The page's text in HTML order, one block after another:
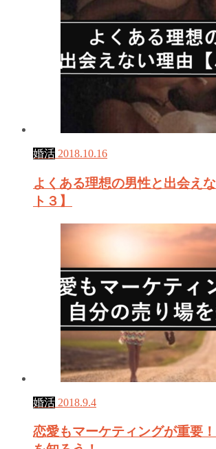
婚活 2018.10.16
よくある理想の男性と出会え
ト３】
婚活 2018.9.4
恋愛もマーケティングが重要